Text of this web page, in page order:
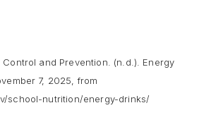
and Prevention. (n.d.). Energy
7, 2025, from
school-nutrition/energy-drinks/